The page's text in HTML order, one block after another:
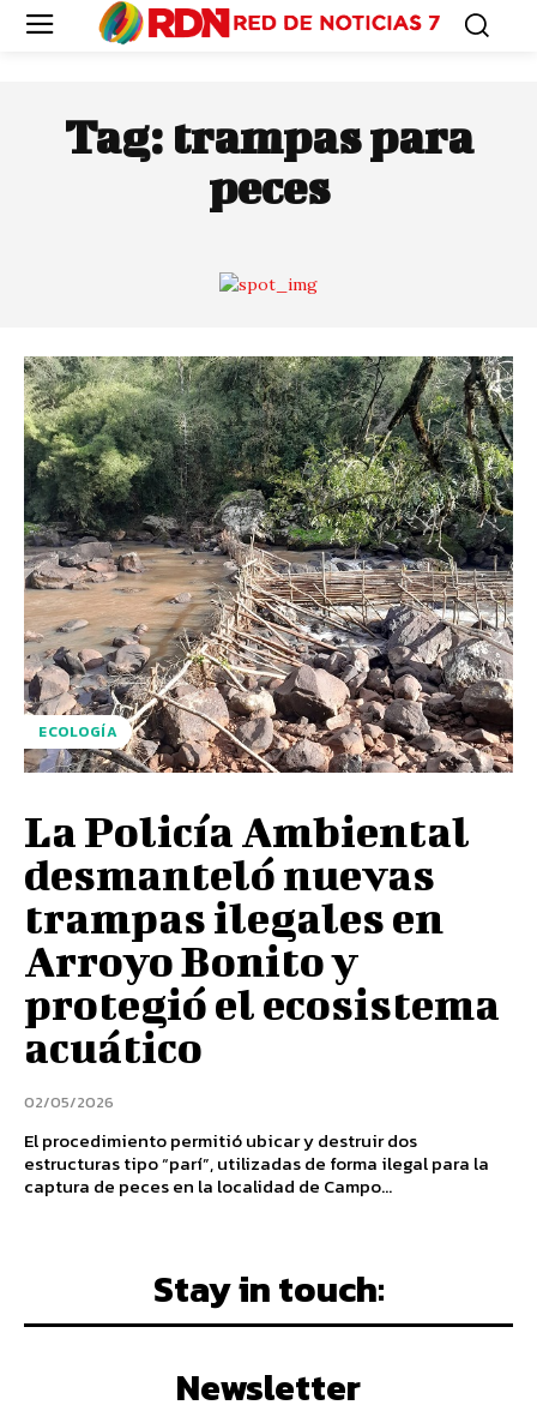
Tag: trampas para
peces
ECOLOGÍA
La Policía Ambiental
desmanteló nuevas
trampas ilegales en
Arroyo Bonito y
protegió el ecosistema
acuático
02/05/2026
El procedimiento permitió ubicar y destruir dos
estructuras tipo “parí”, utilizadas de forma ilegal para la
captura de peces en la localidad de Campo...
Stay in touch:
Newsletter